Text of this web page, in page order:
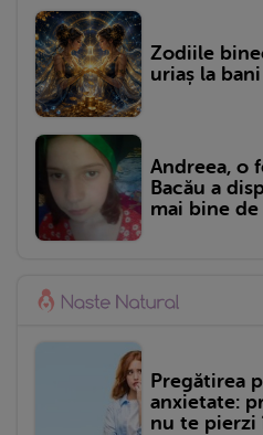
Zodiile
uriaș la
Andreea, o
Bacău a
mai bine
Pregătirea
anxietate:
nu te pierzi